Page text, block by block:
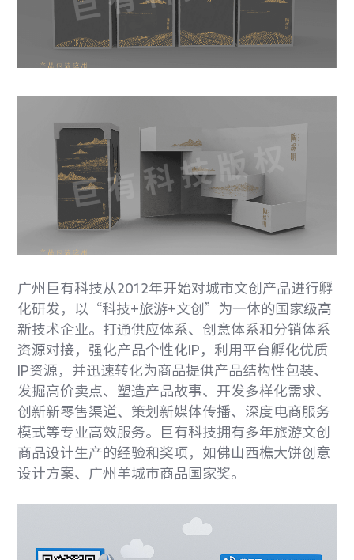
广州巨有科技从2012年开始对城市文创产品进行孵
化研发，以“科技+旅游+文创”为一体的国家级高
新技术企业。打通供应体系、创意体系和分销体系
资源对接，强化产品个性化IP，利用平台孵化优质
IP资源，并迅速转化为商品提供产品结构性包装、
发掘高价卖点、塑造产品故事、开发多样化需求、
创新新零售渠道、策划新媒体传播、深度电商服务
模式等专业高效服务。巨有科技拥有多年旅游文创
商品设计生产的经验和奖项，如佛山西樵大饼创意
设计方案、广州羊城市商品国家奖。